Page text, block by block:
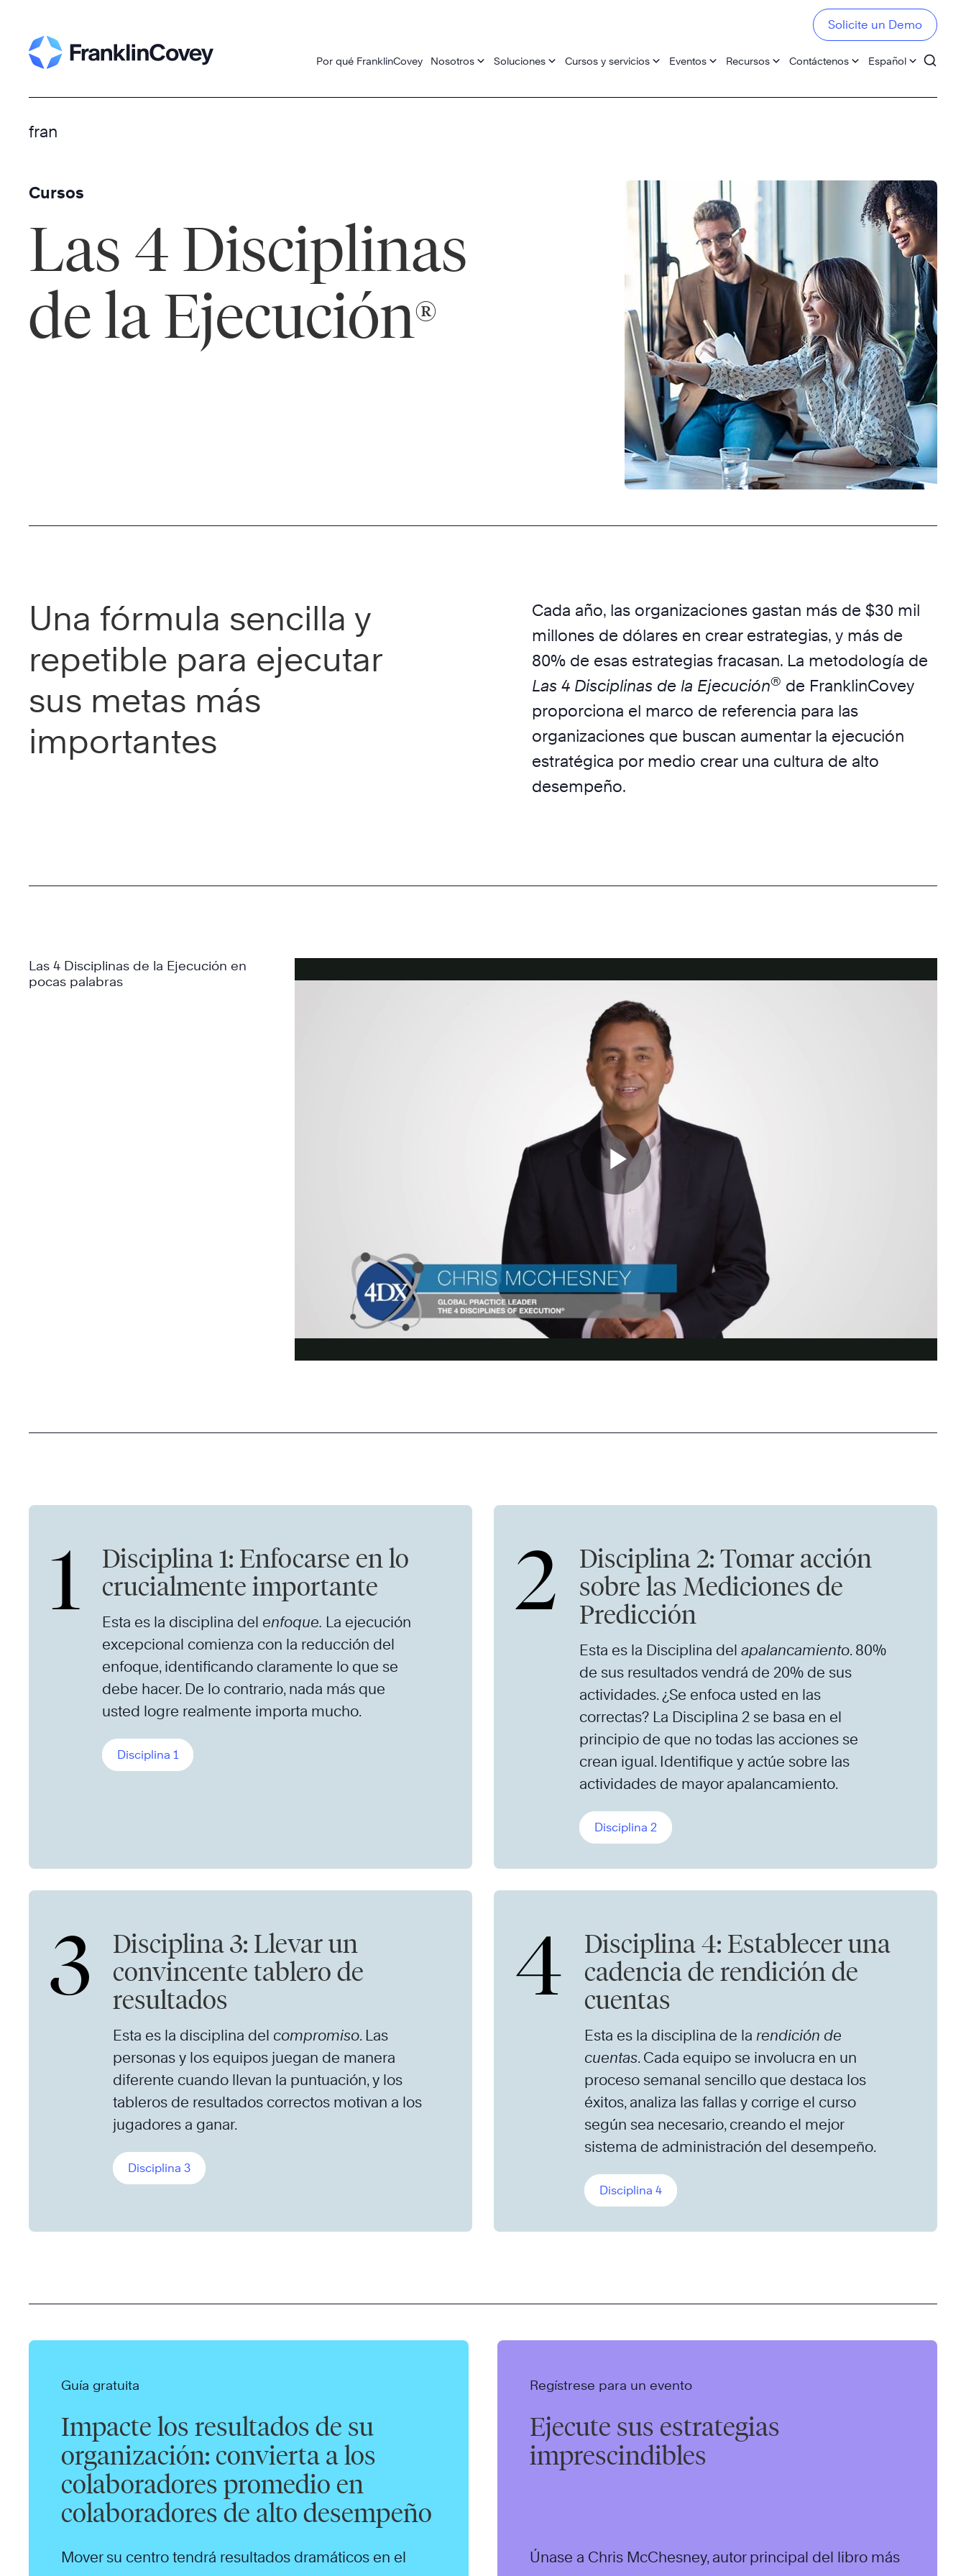
to
content
Por qué FranklinCovey Nosotros Soluciones Cursos y servicios Eventos Recursos Contáctenos Español
Solicite un Demo
fran
Cursos
Las 4 Disciplinas
de la Ejecución®
Una fórmula sencilla y
repetible para ejecutar
sus metas más
importantes
Cada año, las organizaciones gastan más de $30 mil
millones de dólares en crear estrategias, y más de
80% de esas estrategias fracasan. La metodología de
Las 4 Disciplinas de la Ejecución® de FranklinCovey
proporciona el marco de referencia para las
organizaciones que buscan aumentar la ejecución
estratégica por medio crear una cultura de alto
desempeño.
Las 4 Disciplinas de la Ejecución en
pocas palabras
1
Disciplina 1: Enfocarse en lo
crucialmente importante
Esta es la disciplina del enfoque. La ejecución
excepcional comienza con la reducción del
enfoque, identificando claramente lo que se
debe hacer. De lo contrario, nada más que
usted logre realmente importa mucho.
Disciplina 1
2
Disciplina 2: Tomar acción
sobre las Mediciones de
Predicción
Esta es la Disciplina del apalancamiento. 80%
de sus resultados vendrá de 20% de sus
actividades. ¿Se enfoca usted en las
correctas? La Disciplina 2 se basa en el
principio de que no todas las acciones se
crean igual. Identifique y actúe sobre las
actividades de mayor apalancamiento.
Disciplina 2
3
Disciplina 3: Llevar un
convincente tablero de
resultados
Esta es la disciplina del compromiso. Las
personas y los equipos juegan de manera
diferente cuando llevan la puntuación, y los
tableros de resultados correctos motivan a los
jugadores a ganar.
Disciplina 3
4
Disciplina 4: Establecer una
cadencia de rendición de
cuentas
Esta es la disciplina de la rendición de
cuentas. Cada equipo se involucra en un
proceso semanal sencillo que destaca los
éxitos, analiza las fallas y corrige el curso
según sea necesario, creando el mejor
sistema de administración del desempeño.
Disciplina 4
Guía gratuita
Impacte los resultados de su
organización: convierta a los
colaboradores promedio en
colaboradores de alto desempeño
Mover su centro tendrá resultados dramáticos en el
Regístrese para un evento
Ejecute sus estrategias
imprescindibles
Únase a Chris McChesney, autor principal del libro más